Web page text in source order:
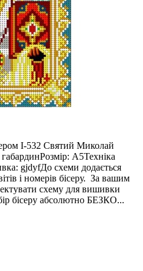
І-532 Святий Миколай
А5Техніка
gjdyfДо схеми додається
і номерів бісеру. За вашим
схему для вишивки
бісеру абсолютно БЕЗКО...